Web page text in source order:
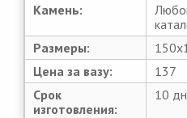
Камень:
Размеры:
Цена за вазу:
137
Срок
изготовления:
10